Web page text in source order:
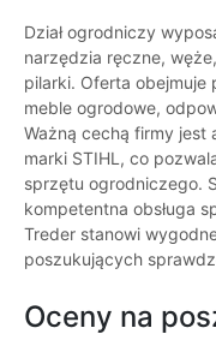
Dział ogrodniczy
narzędzia ręczne,
pilarki. Oferta obejmuje
meble ogrodowe,
Ważną cechą firmy jest
marki STIHL, co
sprzętu ogrodniczego.
kompetentna obsługa
Treder stanowi
poszukujących
Oceny na